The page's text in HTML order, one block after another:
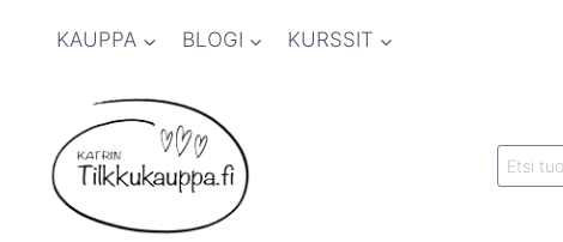
sisältöönKAUPPA BLOGI KURSSIT
Etsi: